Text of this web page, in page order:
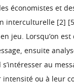
économistes et
[2]
jeu. Lorsqu’on
ensuite
au
ou à leur